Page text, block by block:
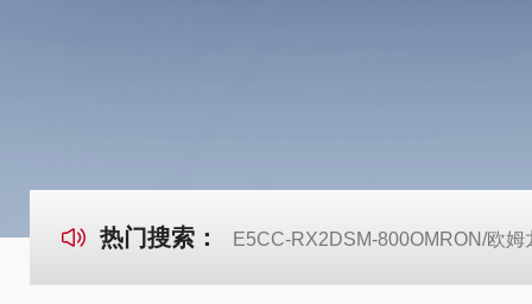
热门搜索： E5CC-RX2DSM-800OMRON/欧